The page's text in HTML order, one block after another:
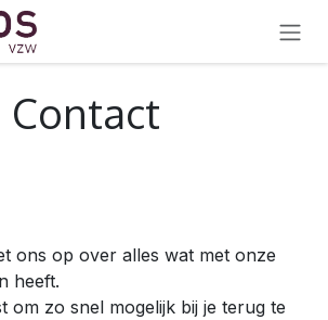
Contact
ons op over alles wat met onze
heeft.
om zo snel mogelijk bij je terug te